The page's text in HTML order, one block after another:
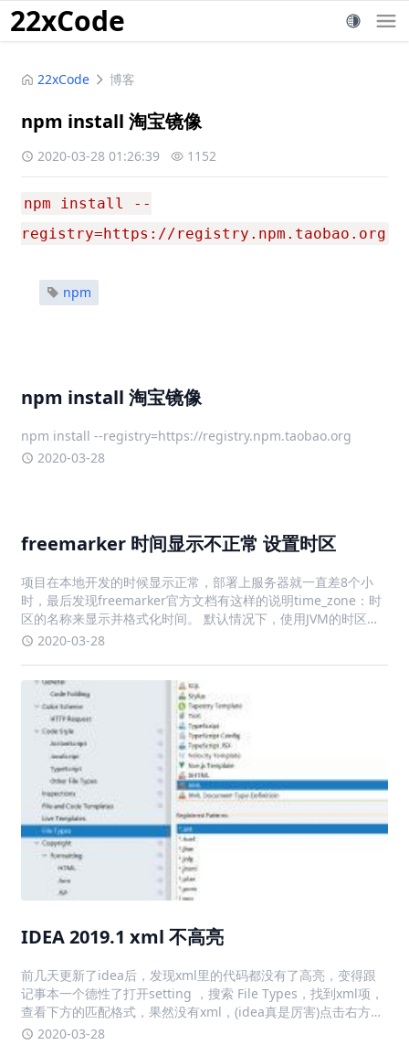
22xCode
22xCode 博客
npm install 淘宝镜像
2020-03-28 01:26:39 1152
npm install --
registry=https://registry.npm.taobao.org
npm
npm install 淘宝镜像
npm install --registry=https://registry.npm.taobao.org
2020-03-28
freemarker 时间显示不正常 设置时区
项目在本地开发的时候显示正常，部署上服务器就一直差8个小
时，最后发现freemarker官方文档有这样的说明time_zone：时
区的名称来显示并格式化时间。 默认情况下，使用JVM的时区。
也可以是 Java 时区 API 接受的值，或者 "JVM default" (从
2020-03-28
IDEA 2019.1 xml 不高亮
前几天更新了idea后，发现xml里的代码都没有了高亮，变得跟
记事本一个德性了打开setting ，搜索 File Types，找到xml项，
查看下方的匹配格式，果然没有xml，(idea真是厉害)点击右方的
+，输入*.xml，点击ok，解决问题
2020-03-28